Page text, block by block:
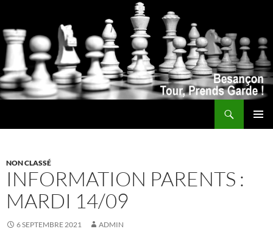
NON CLASSÉ
INFORMATION PARENTS :
MARDI 14/09
6 SEPTEMBRE 2021 ADMIN